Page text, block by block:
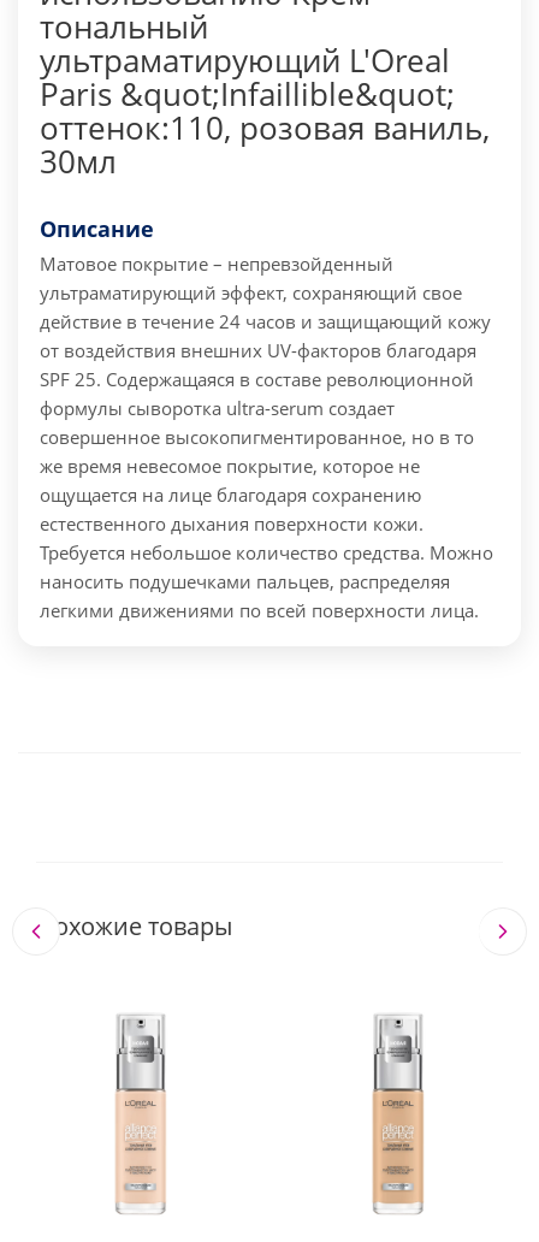
тональный
ультраматирующий L'Oreal
Paris &quot;Infaillible&quot;
оттенок:110, розовая ваниль,
30мл
Описание
Матовое покрытие – непревзойденный
ультраматирующий эффект, сохраняющий свое
действие в течение 24 часов и защищающий кожу
от воздействия внешних UV-факторов благодаря
SPF 25. Содержащаяся в составе революционной
формулы сыворотка ultra-serum создает
совершенное высокопигментированное, но в то
же время невесомое покрытие, которое не
ощущается на лице благодаря сохранению
естественного дыхания поверхности кожи.
Требуется небольшое количество средства. Можно
наносить подушечками пальцев, распределяя
легкими движениями по всей поверхности лица.
Похожие товары